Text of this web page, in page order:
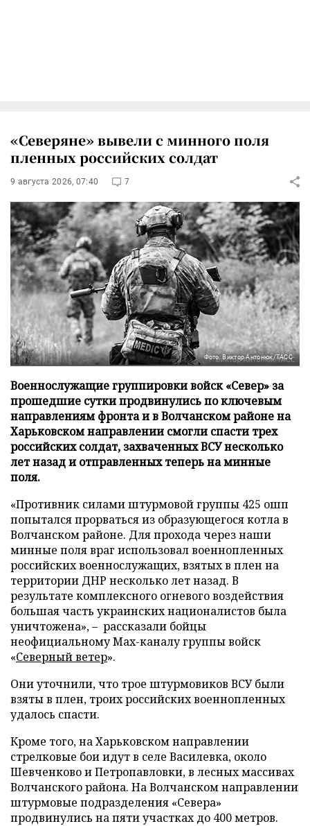
«Северяне» вывели с минного поля
пленных российских солдат
9 августа 2026, 07:40 7
Фото: Виктор Антонюк/ТАСС
Военнослужащие группировки войск «Север» за
прошедшие сутки продвинулись по ключевым
направлениям фронта и в Волчанском районе на
Харьковском направлении смогли спасти трех
российских солдат, захваченных ВСУ несколько
лет назад и отправленных теперь на минные
поля.
«Противник силами штурмовой группы 425 ошп
попытался прорваться из образующегося котла в
Волчанском районе. Для прохода через наши
минные поля враг использовал военнопленных
российских военнослужащих, взятых в плен на
территории ДНР несколько лет назад. В
результате комплексного огневого воздействия
большая часть украинских националистов была
уничтожена», – рассказали бойцы
неофициальному Max-каналу группы войск
«Северный ветер».
Они уточнили, что трое штурмовиков ВСУ были
взяты в плен, троих российских военнопленных
удалось спасти.
Кроме того, на Харьковском направлении
стрелковые бои идут в селе Василевка, около
Шевченково и Петропавловки, в лесных массивах
Волчанского района. На Волчанском направлении
штурмовые подразделения «Севера»
продвинулись на пяти участках до 400 метров.